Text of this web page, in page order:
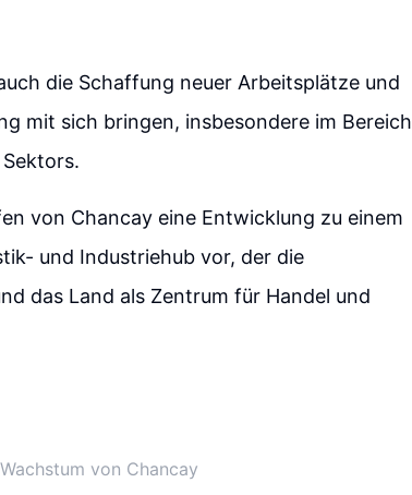
die Schaffung neuer Arbeitsplätze und
mit sich bringen, insbesondere im Bereich
von Chancay eine Entwicklung zu einem
und Industriehub vor, der die
das Land als Zentrum für Handel und
von Chancay